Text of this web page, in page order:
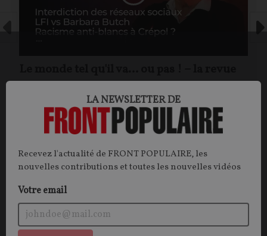
Michel ONFRAY 25/07/2026 commentaires
Vous aimerez aussi
LA NEWSLETTER DE
Recevez l'actualité de FRONT POPULAIRE, les
nouvelles contributions et toutes les nouvelles vidéos
Votre email